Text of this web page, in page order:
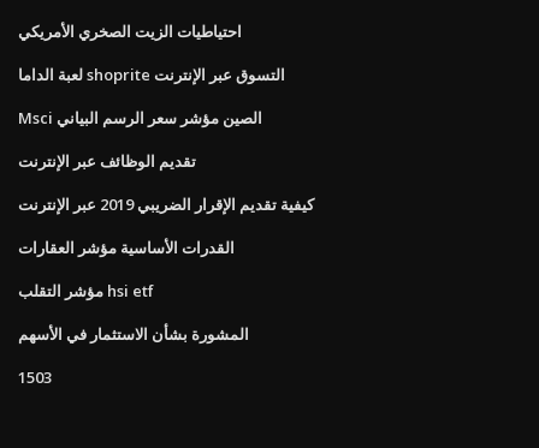
احتياطيات الزيت الصخري الأمريكي
لعبة الداما shoprite التسوق عبر الإنترنت
Msci الصين مؤشر سعر الرسم البياني
تقديم الوظائف عبر الإنترنت
كيفية تقديم الإقرار الضريبي 2019 عبر الإنترنت
القدرات الأساسية مؤشر العقارات
مؤشر التقلب hsi etf
المشورة بشأن الاستثمار في الأسهم
1503